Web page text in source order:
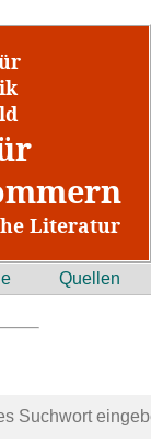
Literatur
Quellen